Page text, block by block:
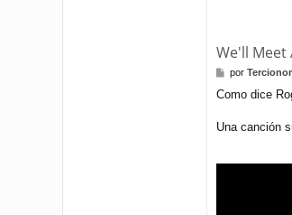
We'll Meet
M
n
a
por
Como dice
Una canción